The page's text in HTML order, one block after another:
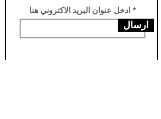
ادخل عنوان البريد الاكتروني هنا
ارسال